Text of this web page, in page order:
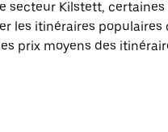
secteur Kilstett,
les itinéraires
prix moyens des